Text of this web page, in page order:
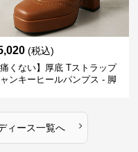
(税込)
痛くない】厚底 Tストラップ
ンキーヒールパンプス - 脚
ィース一覧へ ›